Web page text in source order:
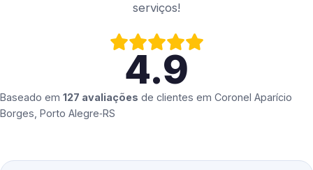
serviços!
4.9
Baseado em 127 avaliações de clientes em Coronel Aparício
Borges, Porto Alegre‑RS